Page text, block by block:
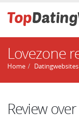
Lovezone
Home Datingwebsites
Review over